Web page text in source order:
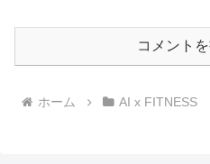
コメント
ホーム AI x FITNESS